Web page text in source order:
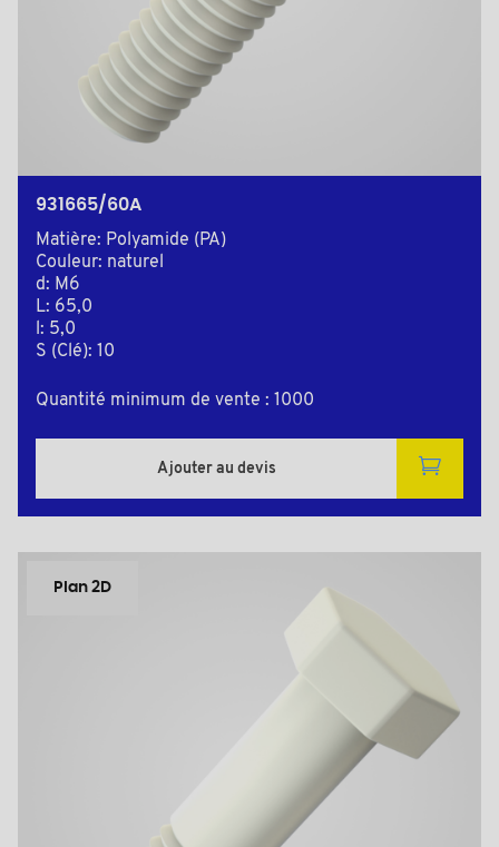
931665/60A
Matière: Polyamide (PA)
Couleur: naturel
d: M6
L: 65,0
l: 5,0
S (Clé): 10
Quantité minimum de vente : 1000
Ajouter au devis
Plan 2D